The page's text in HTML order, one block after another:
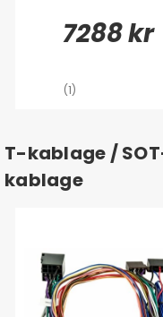
7288 kr
(1)
T-kablage /
kablage